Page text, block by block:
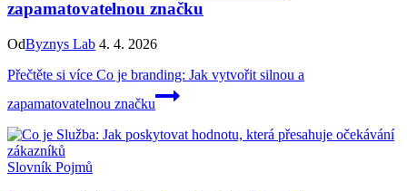
zapamatovatelnou značku
OdByznys Lab 4. 4. 2026
Přečtěte si více Co je branding: Jak vytvořit silnou a
zapamatovatelnou značku
Slovník Pojmů